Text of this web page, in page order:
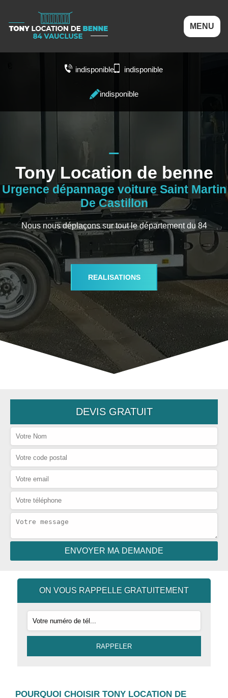
MENU
indisponible indisponible
indisponible
Tony Location de benne
Urgence dépannage voiture Saint Martin
De Castillon
Nous nous déplaçons sur tout le département du 84
REALISATIONS
DEVIS GRATUIT
ON VOUS RAPPELLE GRATUITEMENT
POURQUOI CHOISIR TONY LOCATION DE